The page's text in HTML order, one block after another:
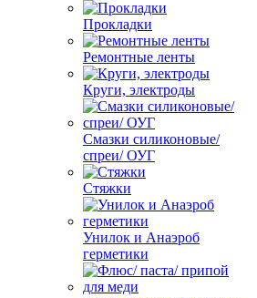
Прокладки
Ремонтные ленты
Круги, электроды
Смазки силиконовые/
спреи/ ОУГ
Стяжки
Унилок и Анаэроб
герметики